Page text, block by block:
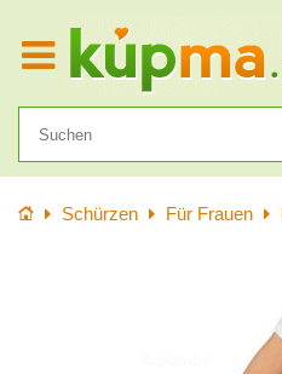
StartseiteSchürzen Für Frauen